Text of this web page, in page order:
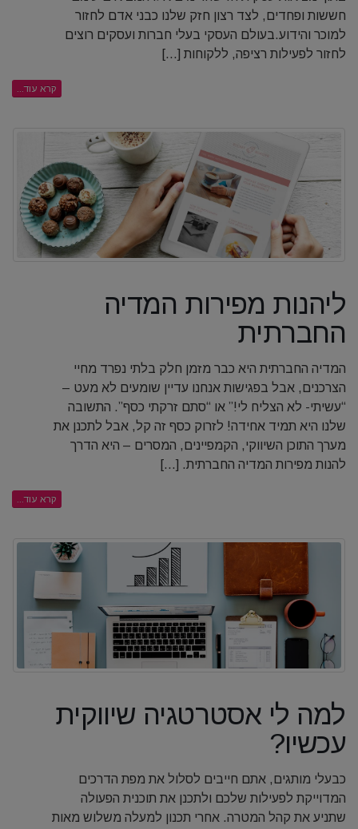
חששות ופחדים, לצד רצון חזק שלנו כבני אדם לחזור
למוכר והידוע.בעולם העסקי בעלי חברות ועסקים רוצים
לחזור לפעילות רציפה, ללקוחות [...]
קרא עוד...
ליהנות מפירות המדיה
החברתית
המדיה החברתית היא כבר מזמן חלק בלתי נפרד מחיי
הצרכנים, אבל בפגישות אנחנו עדיין שומעים לא מעט –
“עשיתי- לא הצליח לי!” או “סתם זרקתי כסף”. התשובה
שלנו היא תמיד אחידה! לזרוק כסף זה קל, אבל לתכנן את
מערך התוכן השיווקי, הקמפיינים, המסרים – היא הדרך
להנות מפירות המדיה החברתית. [...]
קרא עוד...
למה לי אסטרטגיה שיווקית
עכשיו?
כבעלי מותגים, אתם חייבים לסלול את מפת הדרכים
המדוייקת לפעילות שלכם ולתכנן את תוכנית הפעולה
שתניע את קהל המטרה. אחרי תכנון למעלה משלוש מאות